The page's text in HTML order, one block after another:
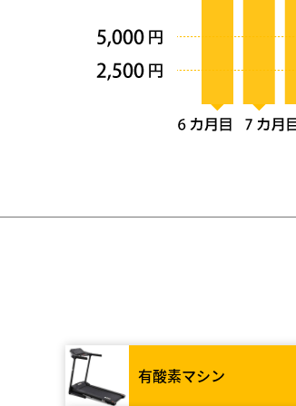
有酸素マシン